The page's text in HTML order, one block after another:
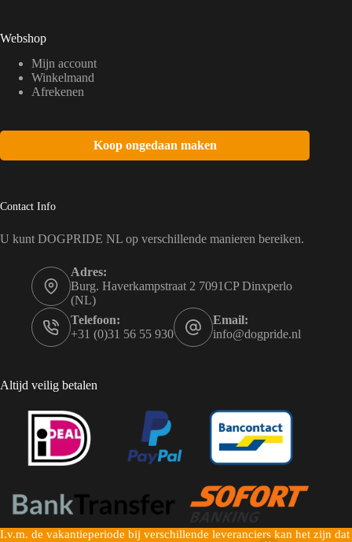
I.v.m. de vakantieperiode bij verschillende leveranciers kan het zijn dat
Webshop
Mijn account
Winkelmand
Afrekenen
Koop ongedaan maken
Contact Info
U kunt DOGPRIDE NL op verschillende manieren bereiken.
Adres:
Burg. Haverkampstraat 2 7091CP Dinxperlo
(NL)
Telefoon:
+31 (0)31 56 55 930
Email:
info@dogpride.nl
Altijd veilig betalen